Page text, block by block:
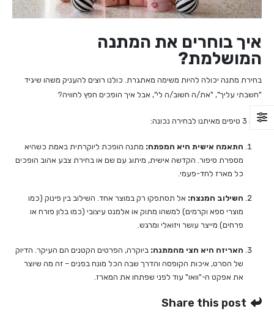
brightness_low ניגודיות כהה
font_download סמן קישורים
הצהרת נגישות
איך בוחרים את המתנה
המושלמת?
בחירת מתנה יכולה להיות משימה מאתגרת. כולנו רוצים להעניק משהו שיגיד
"חשבתי עליך", "את/ה חשוב/ה לי", אבל איך הופכים חפץ לחוויה?
הנה 3 טיפים מאיתנו לבחירה נכונה:
התאמה אישית היא המפתח: מתנה הופכת ליוקרתית באמת כשהיא
מספרת סיפור. הקדשה אישית, מיתוג עם שם או בחירת צבע אהוב הופכים
כל מארז לחד-פעמי.
השילוב המנצח: אל תסתפקו רק במוצר אחד. השילוב בין פינוק (כמו
מוצרי ספא וקרמים) למשהו מתוק או אלמנט עיצובי (כמו בלון פורח או
פרחים) מייצר עושר ויזואלי ומרגש.
האריזה היא חצי מהמתנה: ביוקרה, הפרטים הקטנים הם העיקר. הדיוק
של הסרט, איכות הקופסה והדרך שבה הכל מונח בפנים – זה מה שיוצר
את אפקט ה-"וואו" עוד לפני שפתחו את המארז.
Share this post